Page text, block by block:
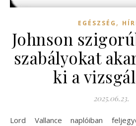
EGÉSZSÉG ,
Johnson
szabályokat
ki a
2025.06.23.
Lord Vallance naplóiban feljegyezte, hogy a volt